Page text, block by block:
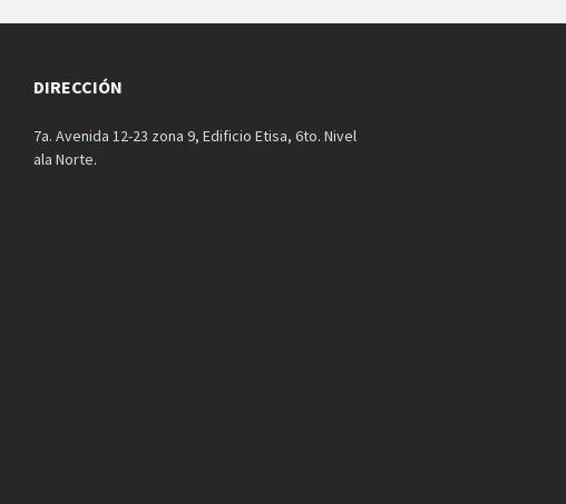
DIRECCIÓN
7a. Avenida 12-23 zona 9, Edificio Etisa, 6to. Nivel
ala Norte.